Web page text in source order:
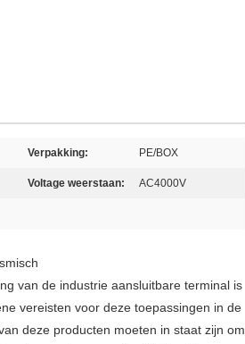
Verpakking: PE/BOX
Voltage weerstaan: AC4000V
van de industrie aansluitbare terminal is
vereisten voor deze toepassingen in de
deze producten moeten in staat zijn om